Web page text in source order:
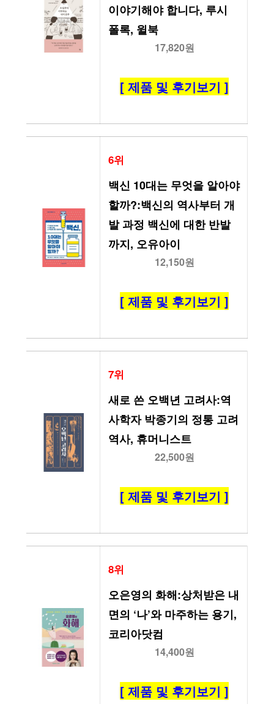
이야기해야 합니다, 루시
폴록, 윌북
17,820원
[ 제품 및 후기보기 ]
6위
백신 10대는 무엇을 알아야
할까?:백신의 역사부터 개
발 과정 백신에 대한 반발
까지, 오유아이
12,150원
[ 제품 및 후기보기 ]
7위
새로 쓴 오백년 고려사:역
사학자 박종기의 정통 고려
역사, 휴머니스트
22,500원
[ 제품 및 후기보기 ]
8위
오은영의 화해:상처받은 내
면의 ‘나’와 마주하는 용기,
코리아닷컴
14,400원
[ 제품 및 후기보기 ]